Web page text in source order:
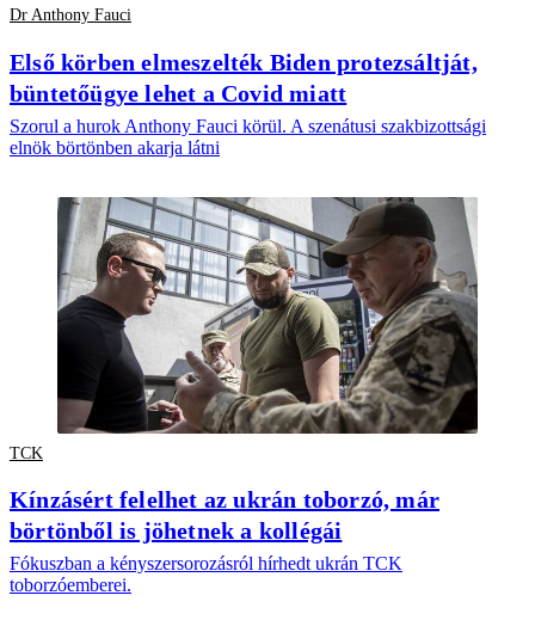
Dr Anthony Fauci
Első körben elmeszelték Biden protezsáltját,
büntetőügye lehet a Covid miatt
Szorul a hurok Anthony Fauci körül. A szenátusi szakbizottsági
elnök börtönben akarja látni
TCK
Kínzásért felelhet az ukrán toborzó, már
börtönből is jöhetnek a kollégái
Fókuszban a kényszersorozásról hírhedt ukrán TCK
toborzóemberei.